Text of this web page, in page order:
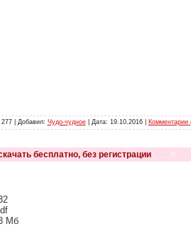
| Добавил: Чудо-чудное| Дата: 19.10.2016| Комментарии
бесплатно, без регистрации
Мб